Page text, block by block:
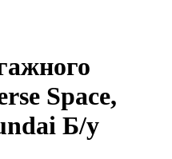
Space,
Б/у